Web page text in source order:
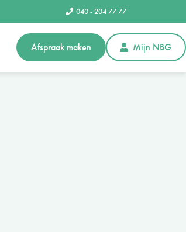
040 - 204 77 77
Afspraak maken Mijn NBG